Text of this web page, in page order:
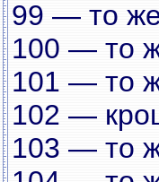
99 — то
100 — то
101 — то
102 —
103 — то